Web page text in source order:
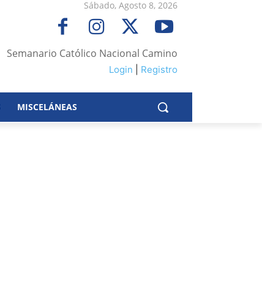
Sábado, Agosto 8, 2026
Semanario Católico Nacional Camino
Login Registro
MISCELÁNEAS